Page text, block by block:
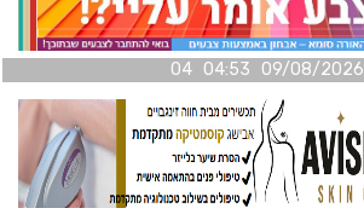
09/08/2026 04:53 04